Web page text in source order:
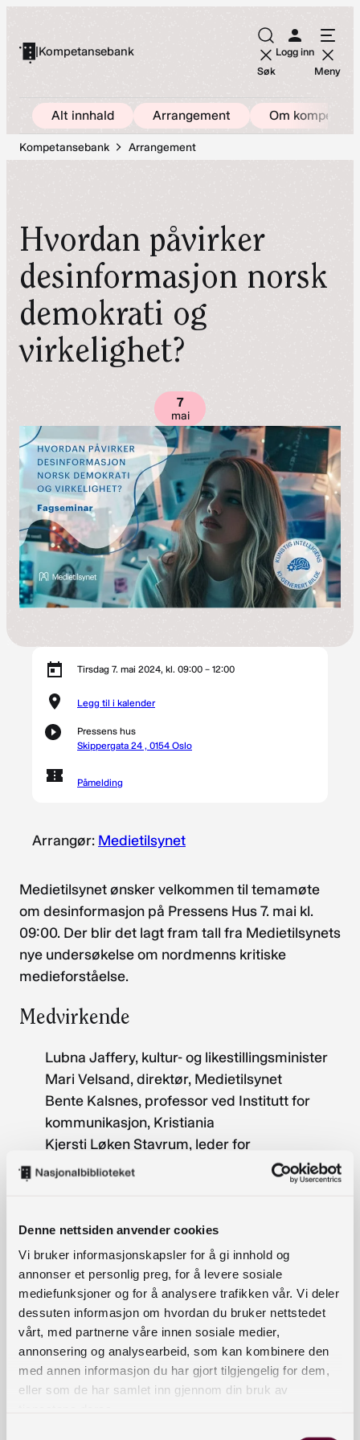
Denne nettsiden anvender cookies
Vi bruker informasjonskapsler for å gi innhold og
annonser et personlig preg, for å levere sosiale
mediefunksjoner og for å analysere trafikken vår. Vi deler
dessuten informasjon om hvordan du bruker nettstedet
vårt, med partnerne våre innen sosiale medier,
annonsering og analysearbeid, som kan kombinere den
med annen informasjon du har gjort tilgjengelig for dem,
eller som de har samlet inn gjennom din bruk av
innhold
|Kompetansebank
Søk
Logg inn
Meny
Alt innhald Arrangement Om
Kompetansebank Arrangement
Hvordan påvirker
desinformasjon norsk
demokrati og
virkelighet?
7
mai
Tirsdag 7. mai 2024, kl. 09:00 – 12:00
Legg til i kalender
Pressens hus
Skippergata 24 , 0154 Oslo
Påmelding
Arrangør: Medietilsynet
Medietilsynet ønsker velkommen til temamøte
om desinformasjon på Pressens Hus 7. mai kl.
09:00. Der blir det lagt fram tall fra Medietilsynets
nye undersøkelse om nordmenns kritiske
medieforståelse.
Medvirkende
Lubna Jaffery, kultur- og likestillingsminister
Mari Velsand, direktør, Medietilsynet
Bente Kalsnes, professor ved Institutt for
kommunikasjon, Kristiania
Kjersti Løken Stavrum, leder for
Ytringsfrihetskommisjonen
Stian Eisenträger, ansvarlig
redaktør/administrerende direktør i Faktisk
Helje Solberg, nyhetsdirektør i NRK
Karianne Solbrække, nyhetsredaktør i TV 2
Eirik Hoff Lysholm, ansvarlig redaktør og
daglig leder i Avisa Oslo
Norge er godt rustet for å motstå desinformasjon
og påvirkningsforsøk, takket være et sterkt